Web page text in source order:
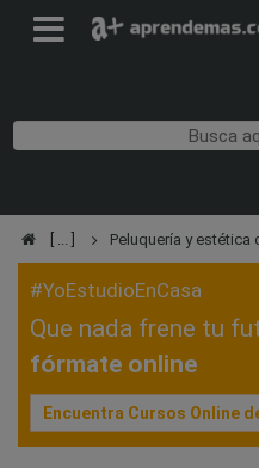
Peluquería y estética
canina
#YoEstudioEnCasa
Que nada frene tu
fórmate online
Encuentra Cursos Online